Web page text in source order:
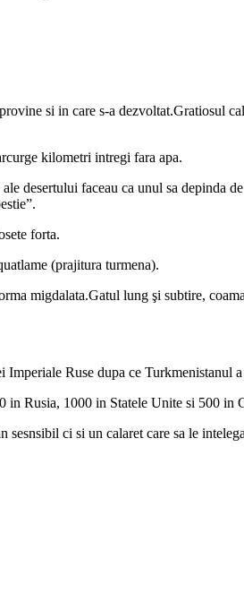
si in care s-a dezvoltat.Gratiosul
kilometri intregi fara apa.
desertului faceau ca unul sa depinda
forta.
(prajitura turmena).
migdalata.Gatul lung şi subtire,
Ruse dupa ce Turkmenistanul
in Rusia, 1000 in Statele Unite si 500 in
ci si un calaret care sa le